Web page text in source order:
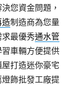
您資金問題，
造制造商為您量
最優秀通水管
車輛方便提供
打造迷你豪宅
燈飾批發工廠提